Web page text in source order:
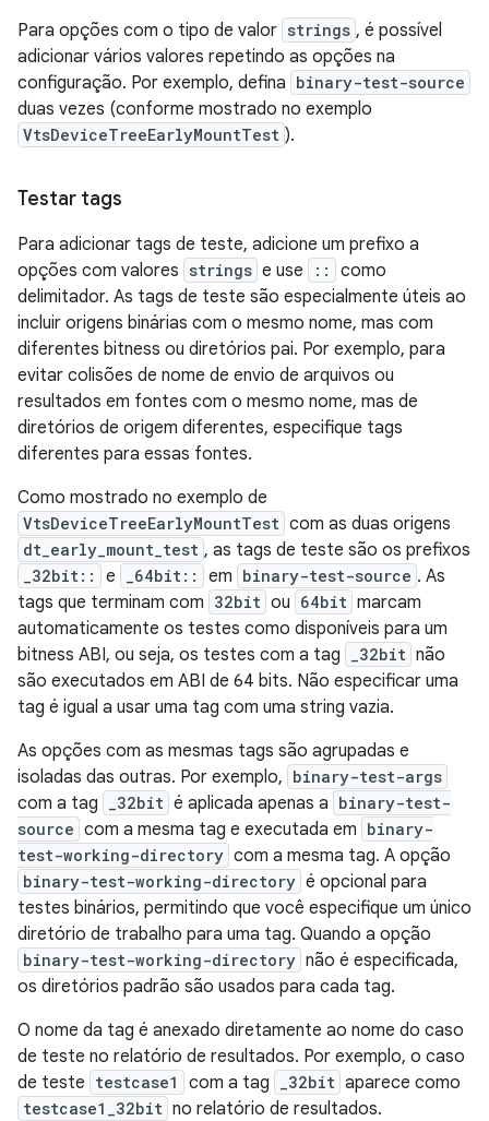
Para opções com o tipo de valor strings , é possível
adicionar vários valores repetindo as opções na
configuração. Por exemplo, defina binary-test-source
duas vezes (conforme mostrado no exemplo
VtsDeviceTreeEarlyMountTest ).
Testar tags
Para adicionar tags de teste, adicione um prefixo a
opções com valores strings e use ::
como
delimitador. As tags de teste são especialmente úteis ao
incluir origens binárias com o mesmo nome, mas com
diferentes bitness ou diretórios pai. Por exemplo, para
evitar colisões de nome de envio de arquivos ou
resultados em fontes com o mesmo nome, mas de
diretórios de origem diferentes, especifique tags
diferentes para essas fontes.
Como mostrado no exemplo de
VtsDeviceTreeEarlyMountTest com as duas origens
dt_early_mount_test , as tags de teste são os prefixos
_32bit:: e _64bit:: em binary-test-source . As
tags que terminam com 32bit ou 64bit marcam
automaticamente os testes como disponíveis para um
bitness ABI, ou seja, os testes com a tag
_32bit não
são executados em ABI de 64 bits. Não especificar uma
tag é igual a usar uma tag com uma string vazia.
As opções com as mesmas tags são agrupadas e
isoladas das outras. Por exemplo, binary-test-args
com a tag _32bit é aplicada apenas a binary-test-
source com a mesma tag e executada em binary-
test-working-directory com a mesma tag. A opção
binary-test-working-directory é opcional para
testes binários, permitindo que você especifique um único
diretório de trabalho para uma tag. Quando a opção
binary-test-working-directory não é especificada,
os diretórios padrão são usados para cada tag.
O nome da tag é anexado diretamente ao nome do caso
de teste no relatório de resultados. Por exemplo, o caso
de teste testcase1 com a tag _32bit aparece como
testcase1_32bit no relatório de resultados.